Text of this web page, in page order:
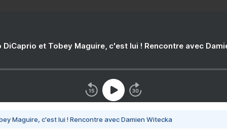
DiCaprio et Tobey Maguire, c'est lui ! Rencontre avec
Maguire, c'est lui ! Rencontre avec Damien Witecka